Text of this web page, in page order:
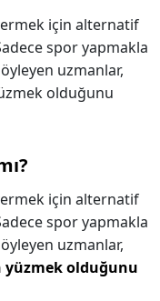
için alternatif
spor yapmakla
uzmanlar,
olduğunu
için alternatif
spor yapmakla
uzmanlar,
olduğunu